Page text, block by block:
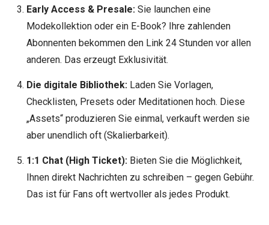
Early Access & Presale:Sie launchen eine
Modekollektion oder ein E-Book? Ihre zahlenden
Abonnenten bekommen den Link 24 Stunden vor allen
anderen. Das erzeugt Exklusivität.
Die digitale Bibliothek:Laden Sie Vorlagen,
Checklisten, Presets oder Meditationen hoch. Diese
„Assets“ produzieren Sie einmal, verkauft werden sie
aber unendlich oft (Skalierbarkeit).
1:1 Chat (High Ticket):Bieten Sie die Möglichkeit,
Ihnen direkt Nachrichten zu schreiben – gegen Gebühr.
Das ist für Fans oft wertvoller als jedes Produkt.